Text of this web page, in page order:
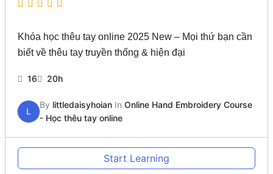
Khóa học thêu tay online 2025 New – Mọi thứ bạn cần
biết về thêu tay truyền thống & hiện đại
16 20h
L
By littledaisyhoian InOnline Hand Embroidery Course
- Học thêu tay online
Start Learning